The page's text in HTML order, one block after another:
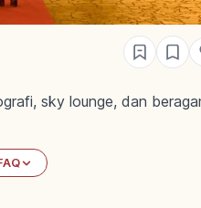
sky lounge, dan